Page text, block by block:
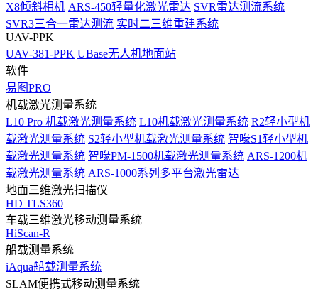
X8倾斜相机 ARS-450轻量化激光雷达 SVR雷达测流系统
SVR3三合一雷达测流 实时二三维重建系统
UAV-PPK
UAV-381-PPK UBase无人机地面站
软件
易图PRO
机载激光测量系统
L10 Pro 机载激光测量系统 L10机载激光测量系统 R2轻小型机
载激光测量系统 S2轻小型机载激光测量系统 智喙S1轻小型机
载激光测量系统 智喙PM-1500机载激光测量系统 ARS-1200机
载激光测量系统 ARS-1000系列多平台激光雷达
地面三维激光扫描仪
HD TLS360
车载三维激光移动测量系统
HiScan-R
船载测量系统
iAqua船载测量系统
SLAM便携式移动测量系统